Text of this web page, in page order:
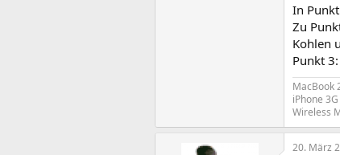
In
Zu
Kohlen
Punkt
MacBook
iPhone
Wireless
20. März